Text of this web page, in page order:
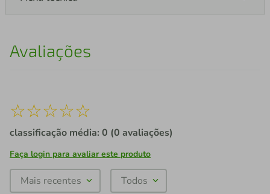
Avaliações
☆☆☆☆☆
classificação média: 0 (0 avaliações)
Faça login para avaliar este produto
Mais recentes Todos